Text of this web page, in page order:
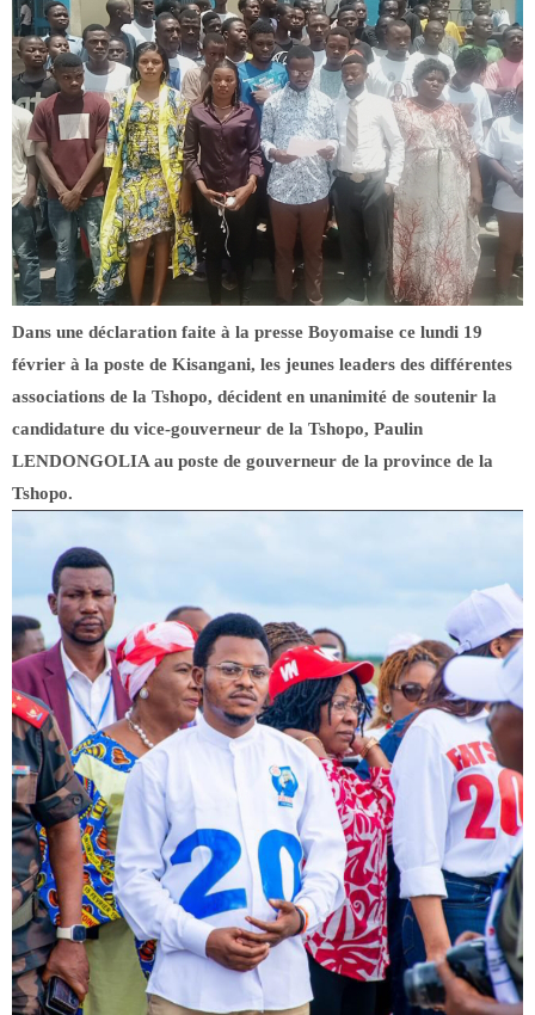
Dans une déclaration faite à la presse Boyomaise ce lundi 19
février à la poste de Kisangani, les jeunes leaders des différentes
associations de la Tshopo, décident en unanimité de soutenir la
candidature du vice-gouverneur de la Tshopo, Paulin
LENDONGOLIA au poste de gouverneur de la province de la
Tshopo.